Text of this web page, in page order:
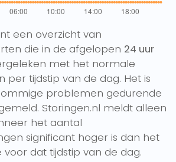
een overzicht van
die in de afgelopen 24 uur
met het normale
tijdstip van de dag. Het is
problemen gedurende
Storingen.nl meldt alleen
het aantal
significant hoger is dan het
dat tijdstip van de dag.